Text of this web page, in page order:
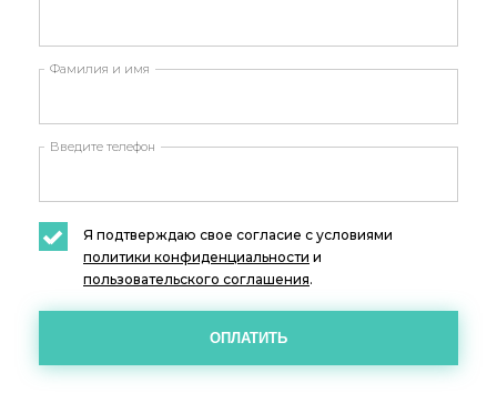
Фамилия и имя
Введите телефон
Я подтверждаю свое согласие с условиями
политики конфиденциальности и
пользовательского соглашения.
ОПЛАТИТЬ